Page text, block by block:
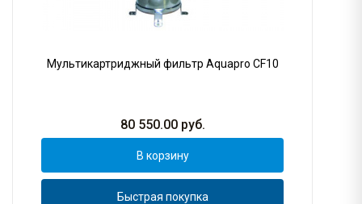
Мультикартриджный фильтр Aquapro CF10
80 550.00руб.
В корзину
Быстрая покупка